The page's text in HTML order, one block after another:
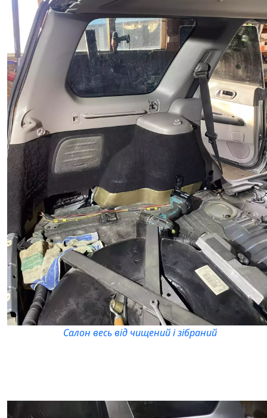
Салон весь від чищений і зібраний